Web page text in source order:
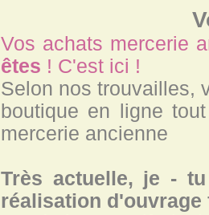
Vos achats mercerie
êtes ! C'est ici !
Selon nos trouvailles,
boutique en ligne
mercerie ancienne
Très actuelle, je -
réalisation d'ouvrage